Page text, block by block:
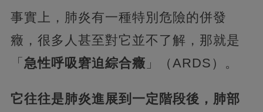
事實上，肺炎有一種特別危險的併發
癥，很多人甚至對它並不了解，那就是
「 急性呼吸窘迫綜合癥 」（ARDS）。
它往往是肺炎進展到一定階段後，肺部